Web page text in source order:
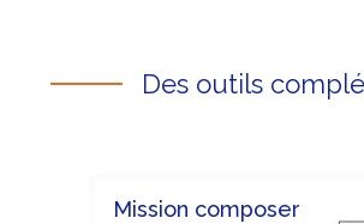
Des outils
Mission composer